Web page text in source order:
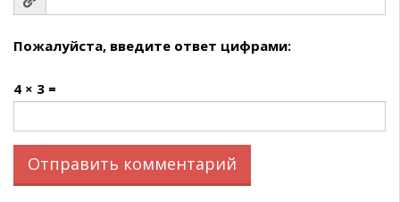
Пожалуйста, введите ответ цифрами:
4 × 3 =